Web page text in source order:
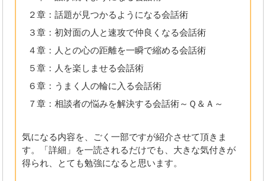
２章：話題が見つかるようになる会話術
３章：初対面の人と速攻で仲良くなる会話術
４章：人との心の距離を一瞬で縮める会話術
５章：人を楽しませる会話術
６章：うまく人の輪に入る会話術
７章：相談者の悩みを解決する会話術～Ｑ＆Ａ～
気になる内容を、ごく一部ですが紹介させて頂きま
す。「詳細」を一読されるだけでも、大きな気付きが
得られ、とても勉強になると思います。